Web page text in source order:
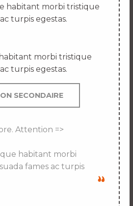
habitant morbi tristique
turpis egestas.
morbi tristique
turpis egestas.
SECONDAIRE
Attention =>
habitant morbi
fames ac turpis